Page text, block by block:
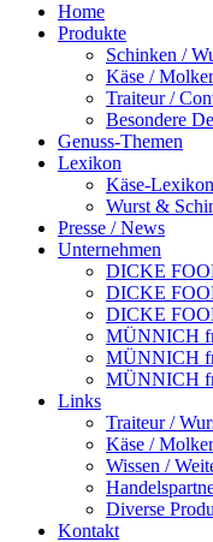
Home
Produkte
Schinken /
Käse /
Traiteur /
Besondere
Genuss-Themen
Lexikon
Käse-Lexikon
Wurst &
Presse / News
Unternehmen
DICKE
DICKE
DICKE
MÜNNICH
MÜNNICH
MÜNNICH
Links
Traiteur /
Käse /
Wissen /
Diverse
Kontakt